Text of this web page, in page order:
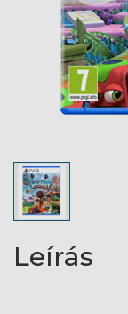
Leírás